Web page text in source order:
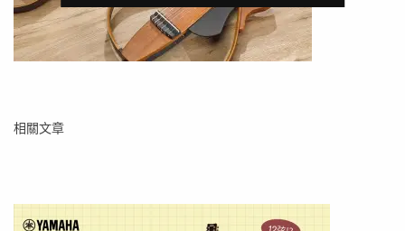
相關文章